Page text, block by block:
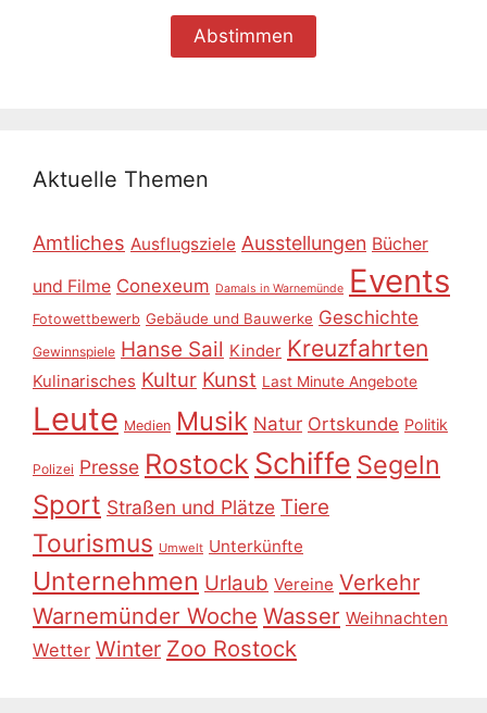
Aktuelle Themen
Amtliches Ausflugsziele Ausstellungen Bücher
und Filme Conexeum Damals in Warnemünde Events
Fotowettbewerb Gebäude und Bauwerke Geschichte
Gewinnspiele Hanse Sail Kinder Kreuzfahrten
Kulinarisches Kultur Kunst Last Minute Angebote
Leute Medien Musik Natur Ortskunde Politik
Polizei Presse Rostock Schiffe Segeln
Sport Straßen und Plätze Tiere
Tourismus Umwelt Unterkünfte
Unternehmen Urlaub Vereine Verkehr
Warnemünder Woche Wasser Weihnachten
Wetter Winter Zoo Rostock